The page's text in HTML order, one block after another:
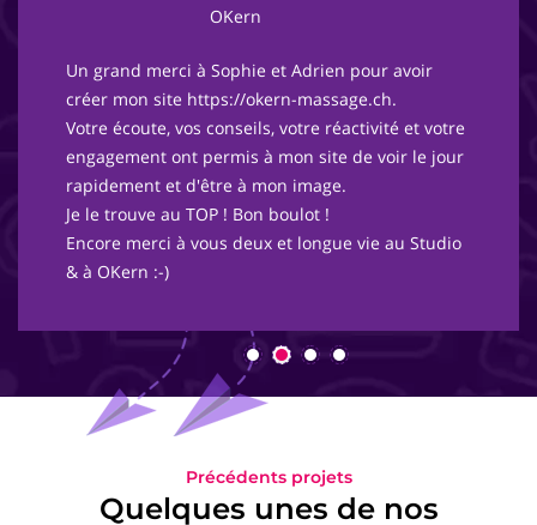
OKern
Un grand merci à Sophie et Adrien pour avoir
créer mon site https://okern-massage.ch.
Votre écoute, vos conseils, votre réactivité et votre
engagement ont permis à mon site de voir le jour
rapidement et d'être à mon image.
Je le trouve au TOP ! Bon boulot !
Encore merci à vous deux et longue vie au Studio
& à OKern :-)
Précédents projets
Quelques unes de nos